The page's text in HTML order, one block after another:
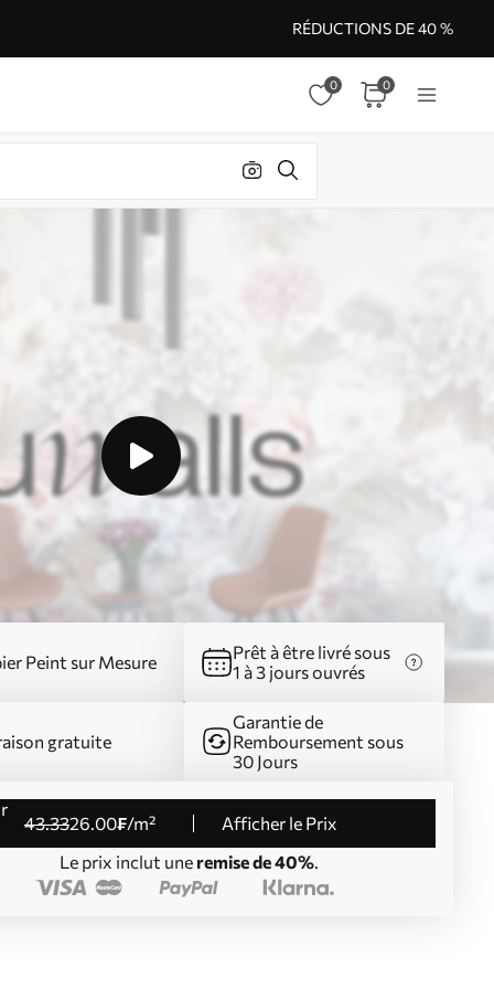
RÉDUCTIONS DE 40 %
0 0
Peint sur Mesure
Prêt à être livré sous
1 à 3 jours ouvrés
gratuite
Garantie de
Remboursement sous
30 Jours
43.3326.00₣/m²
Afficher le Prix
Le prix inclut une remise de 40%.